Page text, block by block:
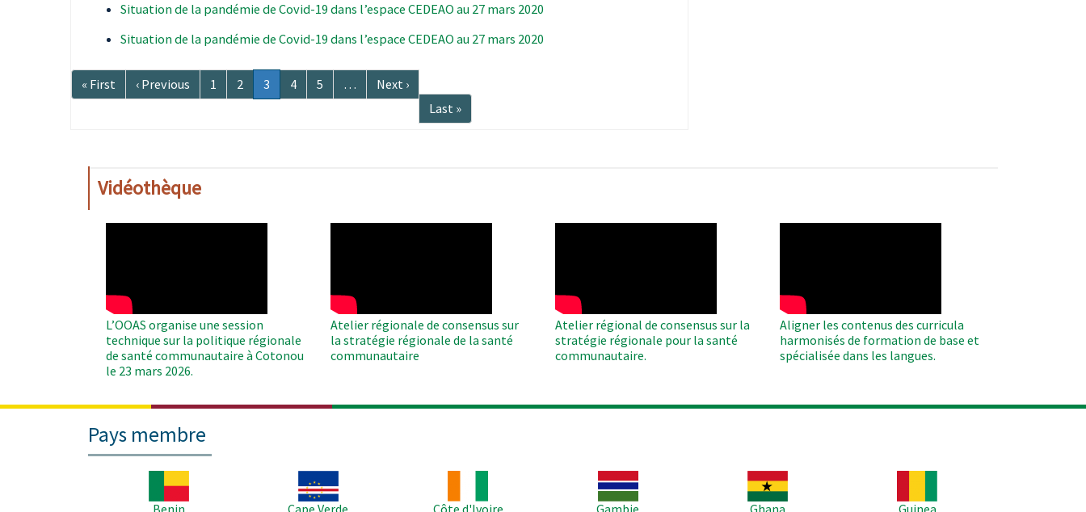
Situation de la pandémie de Covid-19 dans l’espace CEDEAO au 27 mars 2020
Situation de la pandémie de Covid-19 dans l’espace CEDEAO au 27 mars 2020
Pagination
Première
page
« First
Page
précédente
‹ Previous Page
1 Page
2
Page
courante
3 Page
4 Page
5 …
Page
suivante
Next ›
Dernière
page
Last »
Vidéothèque
L’OOAS organise une session
technique sur la politique régionale
de santé communautaire à Cotonou
le 23 mars 2026.
Atelier régionale de consensus sur
la stratégie régionale de la santé
communautaire
Atelier régional de consensus sur la
stratégie régionale pour la santé
communautaire.
Aligner les contenus des curricula
harmonisés de formation de base et
spécialisée dans les langues.
Pays membre